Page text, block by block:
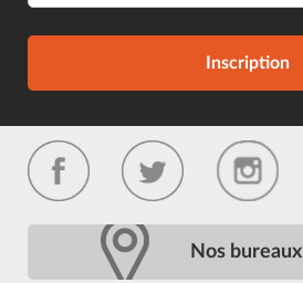
Inscription
Nos bureaux